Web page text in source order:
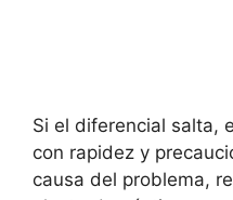
Si el diferencial salta,
con rapidez y
causa del problema,